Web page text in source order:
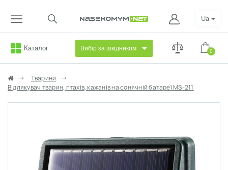
Каталог Вибір за шкідником 0
Ua
Тварини
Відлякувач тварин, птахів, кажанів на сонячній батареї MS-211